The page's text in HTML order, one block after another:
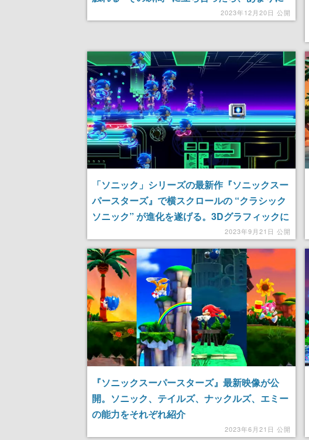
2023年12月20日 公開
「ソニック」シリーズの最新作『ソニックスー
パースターズ』で横スクロールの “クラシック
ソニック” が進化を遂げる。3Dグラフィックに
より、横だけでなく「奥」にも進める立体的な
演出に【TGS2023】
2023年9月21日 公開
『ソニックスーパースターズ』最新映像が公
開。ソニック、テイルズ、ナックルズ、エミー
の能力をそれぞれ紹介
2023年6月21日 公開